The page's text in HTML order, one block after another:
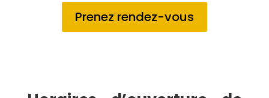
Prenez rendez-vous